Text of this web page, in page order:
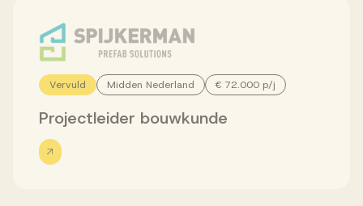
Werken bij AV
Voor kandidaten
Vervuld Midden Nederland € 72.000 p/j
Projectleider bouwkunde